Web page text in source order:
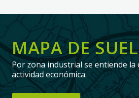
MAPA DE
Por zona industrial se entiende
actividad económica.